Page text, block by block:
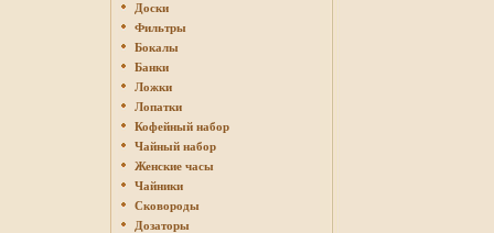
Доски
Фильтры
Бокалы
Банки
Ложки
Лопатки
Кофейный набор
Чайный набор
Женские часы
Чайники
Сковороды
Дозаторы